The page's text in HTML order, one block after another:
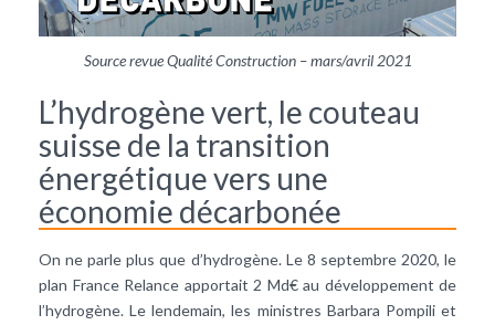
Source revue Qualité Construction – mars/avril 2021
L’hydrogène vert, le couteau
suisse de la transition
énergétique vers une
économie décarbonée
On ne parle plus que d’hydrogène. Le 8 septembre 2020, le
plan France Relance apportait 2 Md€ au développement de
l’hydrogène. Le lendemain, les ministres Barbara Pompili et